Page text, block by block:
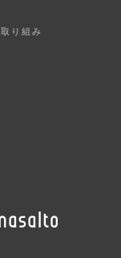
り組み